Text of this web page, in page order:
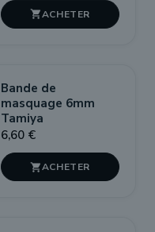

Bande de
masquage 6mm
Tamiya
6,60 €
